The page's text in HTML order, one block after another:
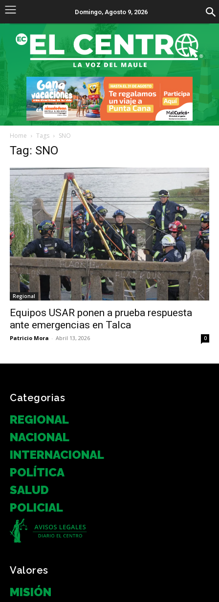
Domingo, Agosto 9, 2026
Home Tags SNO
Tag: SNO
Regional
Equipos USAR ponen a prueba respuesta
ante emergencias en Talca
Patricio Mora - Abril 13, 2026 0
Categorias
REGIONAL
NACIONAL
INTERNACIONAL
POLÍTICA
SALUD
POLICIAL
Valores
MISIÓN